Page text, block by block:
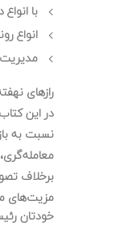
باانواع
انواع
رازهای
در این
نسبت به
برخلاف
مزیت‌های
خودتان